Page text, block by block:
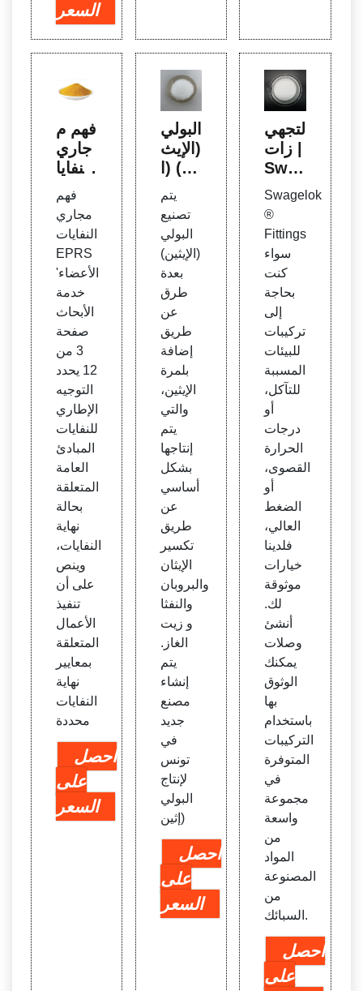
السعر
فهم م
جاري
النفايا
ت: م
عالجة
نفايا
ت مح
ددة -
ان الت
ونسي
فهم
مجاري
النفايات
EPRS
الأعضاء'
خدمة
الأبحاث
صفحة
3 من
12 يحدد
التوجيه
الإطاري
للنفايات
المبادئ
العامة
المتعلقة
بحالة
نهاية
النفايات،
وينص
على أن
تنفيذ
الأعمال
المتعلقة
بمعايير
نهاية
النفايات
محددة
احصل
على
السعر
البولي
(الإيث
ين) (ا
إيثيلي
ن) -
صناع
ة كيمي
ائية أ
ساسي
ة
يتم
تصنيع
البولي
(الإيثين)
بعدة
طرق
عن
طريق
إضافة
بلمرة
الإيثين،
والتي
يتم
إنتاجها
بشكل
أساسي
عن
طريق
تكسير
الإيثان
والبروبان
والنفثا
و زيت
الغاز.
يتم
إنشاء
مصنع
جديد
في
تونس
لإنتاج
البولي
(إثين
احصل
على
السعر
التجهي
زات |
Swa
gelo
k
Swagelok
®
Fittings
سواء
كنت
بحاجة
إلى
تركيبات
للبيئات
المسببة
للتآكل،
أو
درجات
الحرارة
القصوى،
أو
الضغط
العالي،
فلدينا
خيارات
موثوقة
لك.
أنشئ
وصلات
يمكنك
الوثوق
بها
باستخدام
التركيبات
المتوفرة
في
مجموعة
واسعة
من
المواد
المصنوعة
من
السبائك.
احصل
على